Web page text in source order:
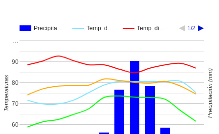
Precipita… Temp. d… Temp. di… 1/2
60
70
80
90
Temperaturas Precipitación (mm)